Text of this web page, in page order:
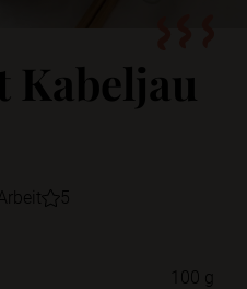
Kabeljau
5
100 g